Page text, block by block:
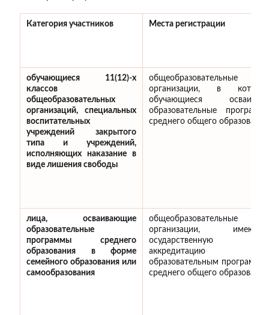
Категория участников Места регистрации
обучающиеся 11(12)-х
классов
общеобразовательных
организаций, специальных
воспитательных
учреждений закрытого
типа и учреждений,
исполняющих наказание в
виде лишения свободы
общеобразовательные
организации, в
обучающиеся
образовательные
среднего общего образования
лица, осваивающие
образовательные
программы среднего
образования в форме
семейного образования или
самообразования
общеобразовательные
организации,
осударственную
аккредитацию
образовательным
среднего общего образования